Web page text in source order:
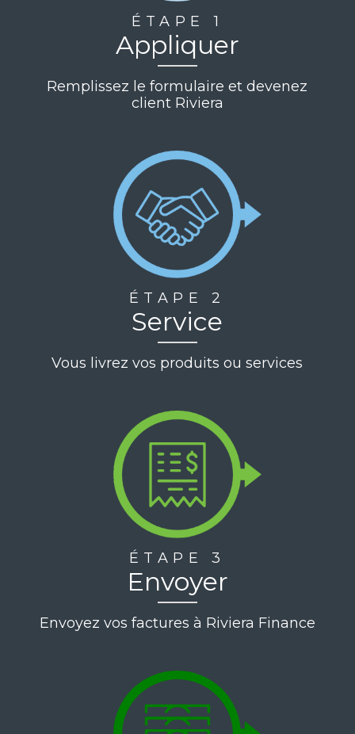
ÉTAPE 1
Appliquer
Remplissez le formulaire et devenez
client Riviera
ÉTAPE 2
Service
Vous livrez vos produits ou services
ÉTAPE 3
Envoyer
Envoyez vos factures à Riviera Finance